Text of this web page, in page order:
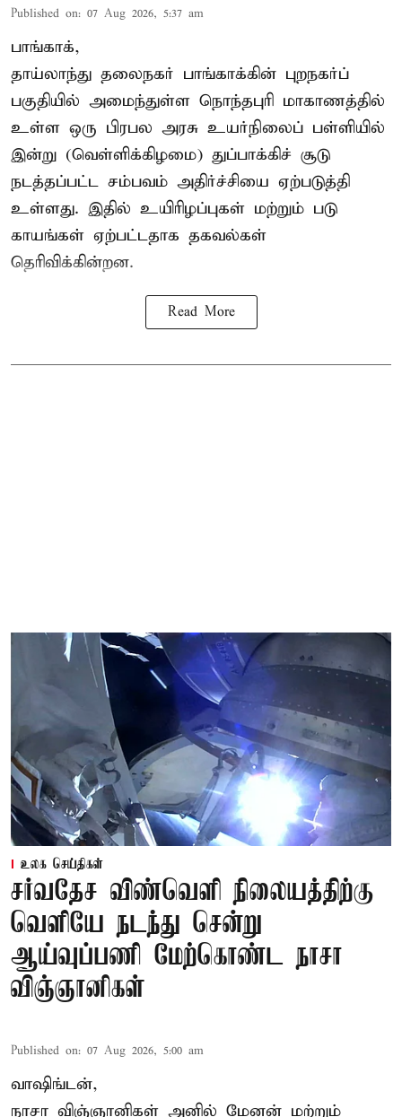
Published on: 07 Aug 2026, 5:37 am
பாங்காக்,
தாய்லாந்து தலைநகர் பாங்காக்கின் புறநகர்ப்
பகுதியில் அமைந்துள்ள நொந்தபுரி மாகாணத்தில்
உள்ள ஒரு பிரபல அரசு உயர்நிலைப் பள்ளியில்
இன்று (வெள்ளிக்கிழமை) துப்பாக்கிச் சூடு
நடத்தப்பட்ட சம்பவம் அதிர்ச்சியை ஏற்படுத்தி
உள்ளது. இதில் உயிரிழப்புகள் மற்றும் படு
காயங்கள் ஏற்பட்டதாக தகவல்கள்
தெரிவிக்கின்றன.
Read More
உலக செய்திகள்
சர்வதேச விண்வெளி நிலையத்திற்கு
வெளியே நடந்து சென்று
ஆய்வுப்பணி மேற்கொண்ட நாசா
விஞ்ஞானிகள்
Published on: 07 Aug 2026, 5:00 am
வாஷிங்டன்,
நாசா விஞ்ஞானிகள் அனில் மேனன் மற்றும்